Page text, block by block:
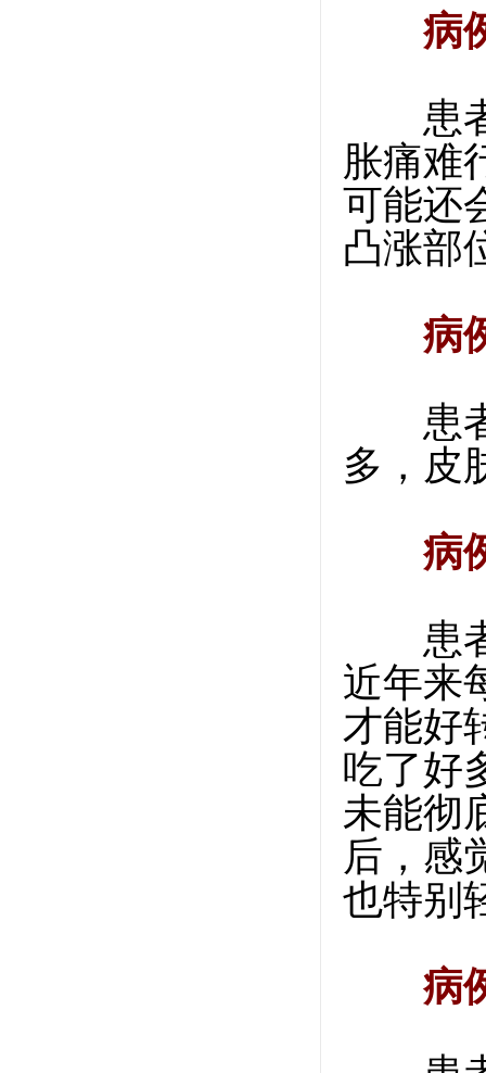
病
患者
胀痛难
可能还
凸涨部
病
患者
多，皮
病
患者
近年来
才能好
吃了好
未能彻
后，感
也特别
病